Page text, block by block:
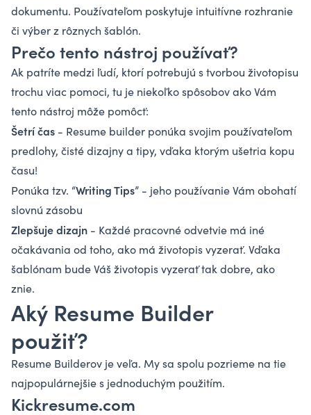
dokumentu. Používateľom poskytuje intuitívne rozhranie
či výber z rôznych šablón.
Prečo tento nástroj používať?
Ak patríte medzi ľudí, ktorí potrebujú s tvorbou životopisu
trochu viac pomoci, tu je niekoľko spôsobov ako Vám
tento nástroj môže pomôcť:
Šetrí čas - Resume builder ponúka svojim používateľom
predlohy, čisté dizajny a tipy, vďaka ktorým ušetria kopu
času!
Ponúka tzv. “Writing Tips” - jeho používanie Vám obohatí
slovnú zásobu
Zlepšuje dizajn - Každé pracovné odvetvie má iné
očakávania od toho, ako má životopis vyzerať. Vďaka
šablónam bude Váš životopis vyzerať tak dobre, ako
znie.
Aký Resume Builder
použiť?
Resume Builderov je veľa. My sa spolu pozrieme na tie
najpopulárnejšie s jednoduchým použitím.
Kickresume.com